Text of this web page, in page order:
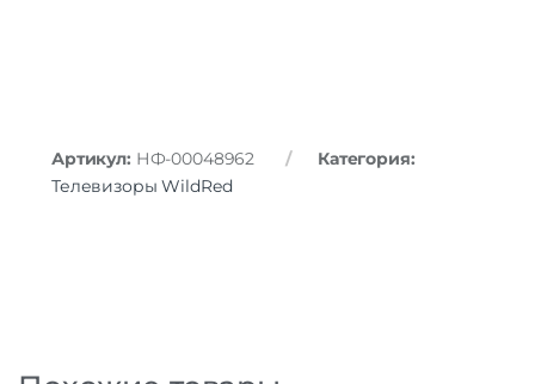
Артикул: НФ-00048962
Категория:
Телевизоры WildRed